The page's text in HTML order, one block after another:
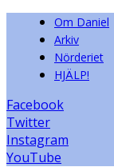
Om Daniel
Arkiv
Nörderiet
HJÄLP!
Facebook
Twitter
Instagram
YouTube